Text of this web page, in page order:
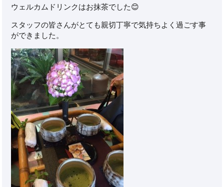
ウェルカムドリンクはお抹茶でした😊
スタッフの皆さんがとても親切丁寧で気持ちよく過ごす事
ができました。